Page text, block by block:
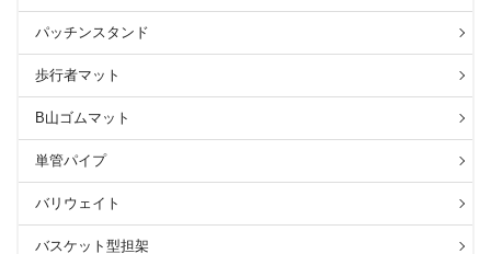
パッチンスタンド
歩行者マット
B山ゴムマット
単管パイプ
バリウェイト
バスケット型担架